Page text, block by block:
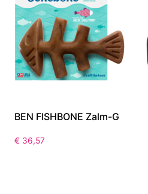
BEN FISHBONE Zalm-G
€ 36,57